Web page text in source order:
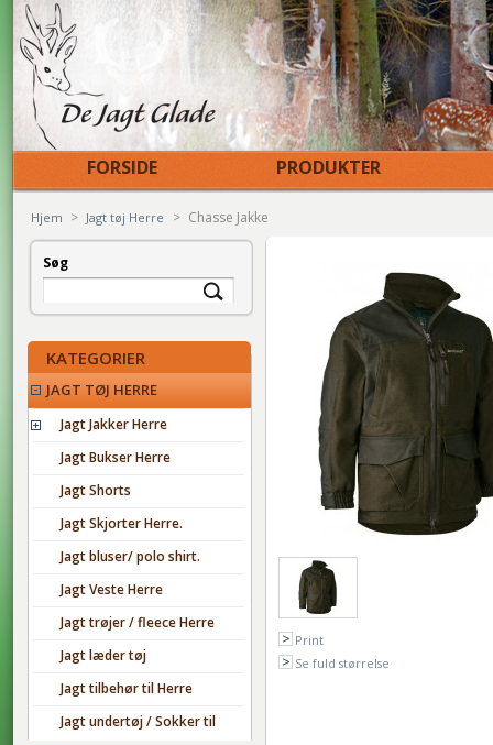
FORSIDE PRODUKTER
Søg
KATEGORIER
JAGT TØJ HERRE
Jagt Jakker Herre
Jagt Bukser Herre
Jagt Shorts
Jagt Skjorter Herre.
Jagt bluser/ polo shirt.
Jagt Veste Herre
Jagt trøjer / fleece Herre
Jagt læder tøj
Jagt tilbehør til Herre
Jagt undertøj / Sokker til
Hjem > Jagt tøj Herre > Chasse Jakke
Print
Se fuld størrelse